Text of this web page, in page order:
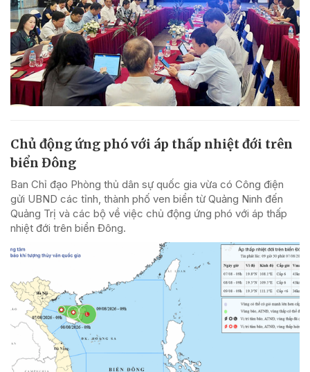
Chủ động ứng phó với áp thấp nhiệt đới trên
biển Đông
Ban Chỉ đạo Phòng thủ dân sự quốc gia vừa có Công điện
gửi UBND các tỉnh, thành phố ven biển từ Quảng Ninh đến
Quảng Trị và các bộ về việc chủ động ứng phó với áp thấp
nhiệt đới trên biển Đông.